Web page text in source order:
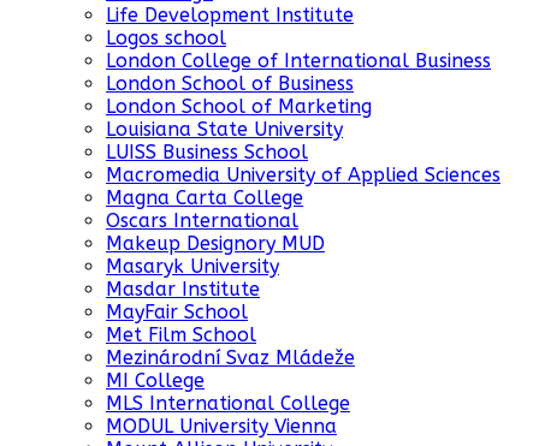
Life Development Institute
Logos school
London College of International Business
London School of Business
London School of Marketing
Louisiana State University
LUISS Business School
Macromedia University of Applied Sciences
Magna Carta College
Oscars International
Makeup Designory MUD
Masaryk University
Masdar Institute
MayFair School
Met Film School
Mezinárodní Svaz Mládeže
MI College
MLS International College
MODUL University Vienna